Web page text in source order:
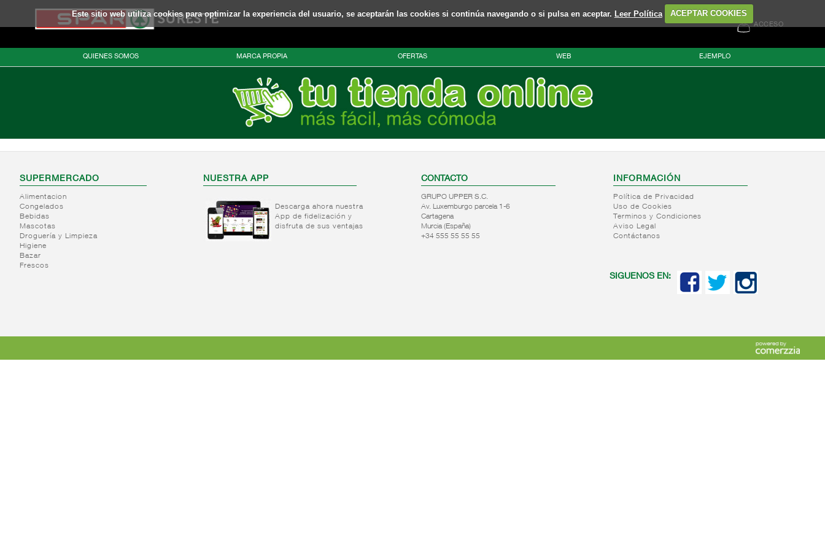
Este sitio web utiliza cookies para optimizar la experiencia del usuario, se aceptarán las cookies si continúa navegando o si pulsa en aceptar. Leer Política ACEPTAR COOKIES
ACCESO
QUIENES SOMOS MARCA PROPIA OFERTAS WEB EJEMPLO
SUPERMERCADO
Alimentacion
Congelados
Bebidas
Mascotas
Droguería y Limpieza
Higiene
Bazar
Frescos
NUESTRA APP
Descarga ahora nuestra
App de fidelización y
disfruta de sus ventajas
CONTACTO
GRUPO UPPER S.C.
Av. Luxemburgo parcela 1-6
Cartagena
Murcia (España)
+34 555 55 55 55
INFORMACIÓN
Política de Privacidad
Uso de Cookies
Terminos y Condiciones
Aviso Legal
Contáctanos
SIGUENOS EN: